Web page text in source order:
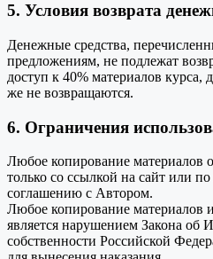
5. Условия возврата
Денежные средства,
предложениям, не подлежат
доступ к 40% материалов курса,
же не возвращаются.
6. Ограничения
Любое копирование материалов
только со ссылкой на сайт или
соглашению с Автором.
Любое копирование материалов
является нарушением Закона об
собственности Российской